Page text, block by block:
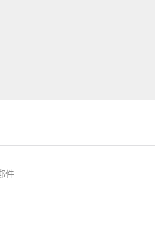
件